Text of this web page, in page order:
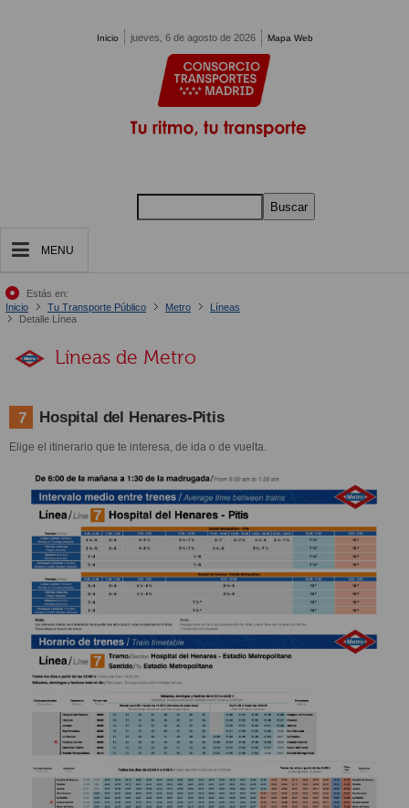
Inicio jueves, 6 de agosto de 2026 Mapa Web
Buscar
MENU
Estás en:
Inicio
Tu Transporte Público Metro
Líneas
Detalle Línea
Líneas de Metro
7 Hospital del Henares-Pitis
Elige el itinerario que te interesa, de ida o de vuelta.